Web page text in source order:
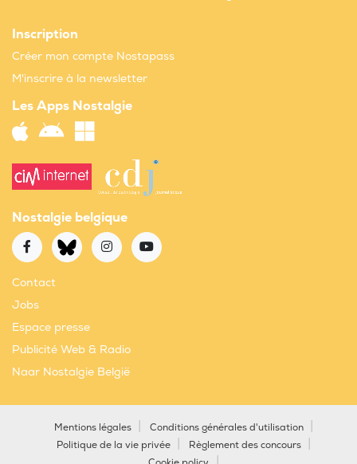
Inscription
Créer mon compte Nostapass
M'inscrire à la newsletter
Les Apps Nostalgie
Nostalgie belgique
Contact
Jobs
Espace presse
Publicité Web & Radio
Naar Nostalgie België
Mentions légales
Conditions générales d'utilisation
Politique de la vie privée
Règlement des concours